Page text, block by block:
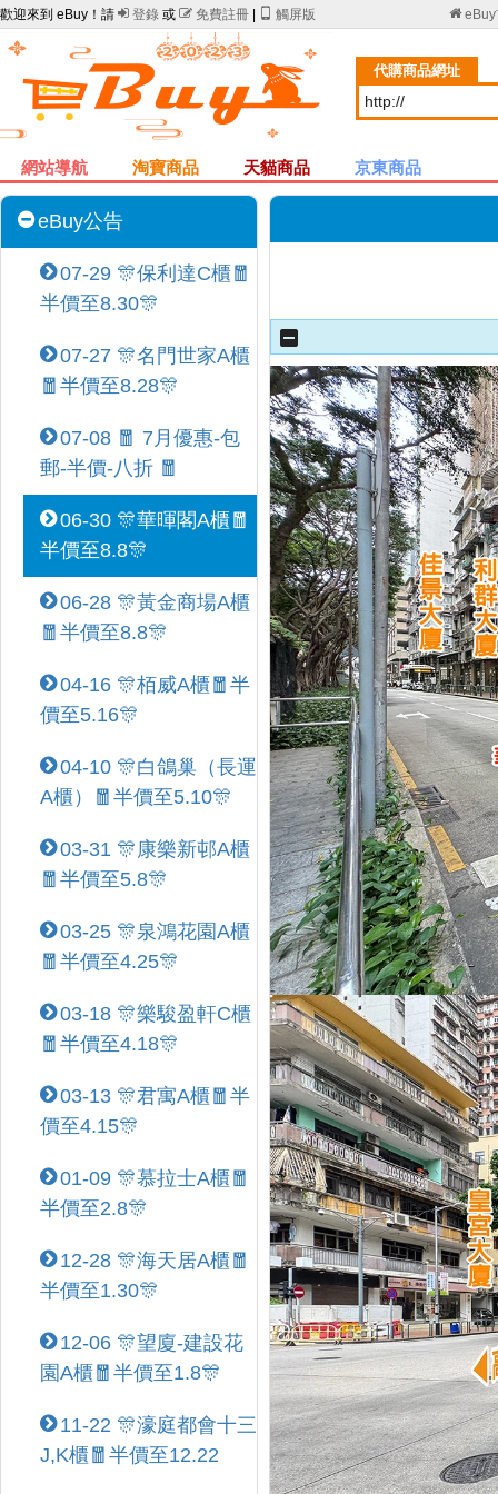
歡迎來到 eBuy！請  登錄 或  免費註冊 觸屏版 eBuy
代購商品網址
網站導航 淘寶商品 天貓商品 京東商品
eBuy公告
07-29 🎊保利達C櫃🧧
半價至8.30🎊
07-27 🎊名門世家A櫃
🧧半價至8.28🎊
07-08 🧧 7月優惠-包
郵-半價-八折 🧧
06-30 🎊華暉閣A櫃🧧
半價至8.8🎊
06-28 🎊黃金商場A櫃
🧧半價至8.8🎊
04-16 🎊栢威A櫃🧧半
價至5.16🎊
04-10 🎊白鴿巢（長運
A櫃）🧧半價至5.10🎊
03-31 🎊康樂新邨A櫃
🧧半價至5.8🎊
03-25 🎊泉鴻花園A櫃
🧧半價至4.25🎊
03-18 🎊樂駿盈軒C櫃
🧧半價至4.18🎊
03-13 🎊君寓A櫃🧧半
價至4.15🎊
01-09 🎊慕拉士A櫃🧧
半價至2.8🎊
12-28 🎊海天居A櫃🧧
半價至1.30🎊
12-06 🎊望廈-建設花
園A櫃🧧半價至1.8🎊
11-22 🎊濠庭都會十三
J,K櫃🧧半價至12.22